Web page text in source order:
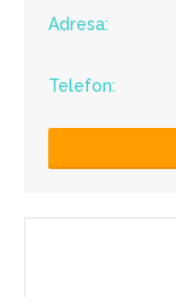
Adresa:
Telefon: